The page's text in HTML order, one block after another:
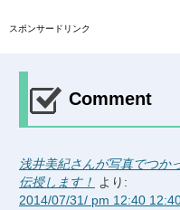
スポンサードリンク
Comment
浅井美紀さんが写真でつか
伝授します！ より:
2014/07/31/ pm 12:40